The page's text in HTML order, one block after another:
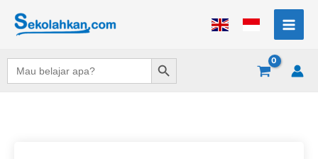
Lewati
Search
for:
Search Button